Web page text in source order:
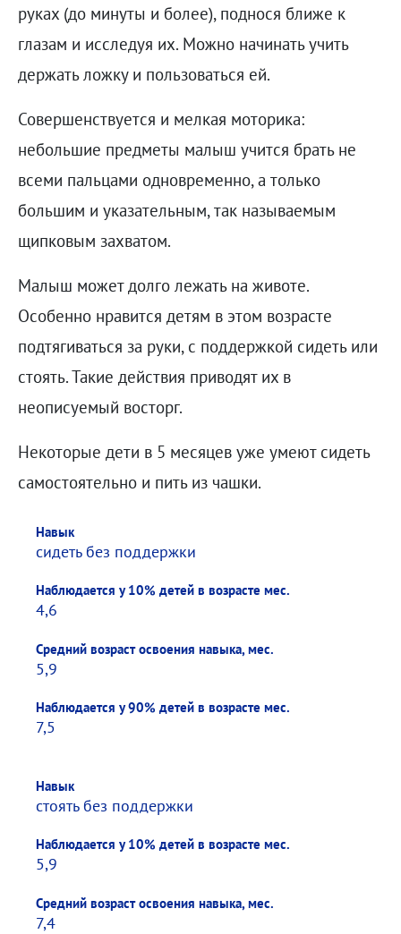
руках (до минуты и более), поднося ближе к
глазам и исследуя их. Можно начинать учить
держать ложку и пользоваться ей.
Совершенствуется и мелкая моторика:
небольшие предметы малыш учится брать не
всеми пальцами одновременно, а только
большим и указательным, так называемым
щипковым захватом.
Малыш может долго лежать на животе.
Особенно нравится детям в этом возрасте
подтягиваться за руки, с поддержкой сидеть или
стоять. Такие действия приводят их в
неописуемый восторг.
Некоторые дети в 5 месяцев уже умеют сидеть
самостоятельно и пить из чашки.
Навык
Наблюдается у 10% детей в возрасте мес.
Средний возраст освоения навыка, мес.
Наблюдается у 90% детей в возрасте мес.
Навык
сидеть без поддержки
Наблюдается у 10% детей в возрасте мес.
4,6
Средний возраст освоения навыка, мес.
5,9
Наблюдается у 90% детей в возрасте мес.
7,5
Навык
стоять без поддержки
Наблюдается у 10% детей в возрасте мес.
5,9
Средний возраст освоения навыка, мес.
7,4